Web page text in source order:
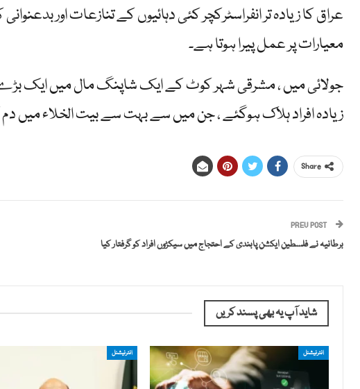
عراق کا زیادہ تر انفراسٹرکچر کئی دہائیوں کے تنازعات اور
معیارات پر عمل پیرا ہوتا ہے۔
زیادہ افراد ہلاک ہوگئے ، جن میں سے بہت سے بیت الخلاء میں
Share
PREV POST
برطانیہ نے فلسطین ایکشن پابندی کے احتجاج میں سیکڑوں افراد کو گرفتار کیا
شاید آپ یہ بھی پسند کریں
انٹرنیشنل انٹرنیشنل